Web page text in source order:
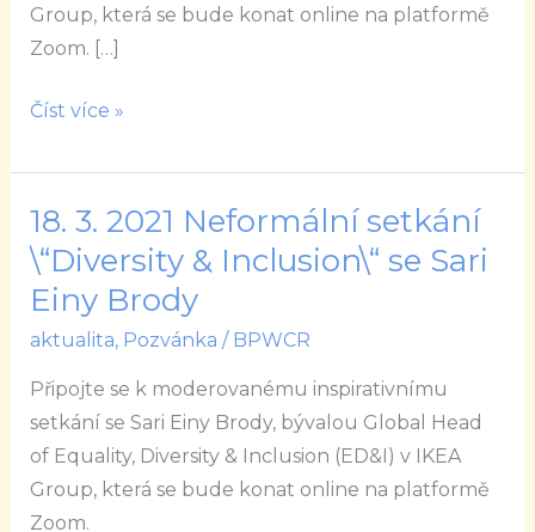
Group, která se bude konat online na platformě
Zoom. […]
se
Sari
Brody
Číst více »
18. 3. 2021 Neformální setkání
\“Diversity & Inclusion\“ se Sari
Einy Brody
aktualita, Pozvánka / BPWCR
Připojte se k moderovanému inspirativnímu
setkání se Sari Einy Brody, bývalou Global Head
of Equality, Diversity & Inclusion (ED&I) v IKEA
Group, která se bude konat online na platformě
Zoom.
18.
3.
2021
Neformální
setkání
\“Diversity
&
Inclusion\“
se
Sari